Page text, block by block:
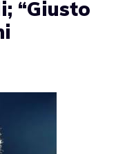
“Giusto